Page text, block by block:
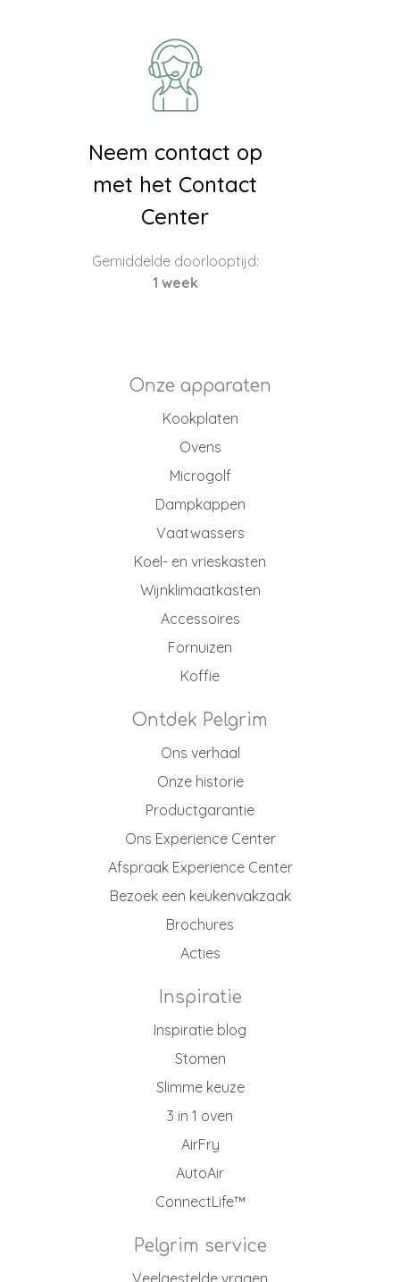
Neem contact op
met het Contact
Center
Gemiddelde doorlooptijd:
1 week
Onze apparaten
Kookplaten
Ovens
Microgolf
Dampkappen
Vaatwassers
Koel- en vrieskasten
Wijnklimaatkasten
Accessoires
Fornuizen
Koffie
Ontdek Pelgrim
Ons verhaal
Onze historie
Productgarantie
Ons Experience Center
Afspraak Experience Center
Bezoek een keukenvakzaak
Brochures
Acties
Inspiratie
Inspiratie blog
Stomen
Slimme keuze
3 in 1 oven
AirFry
AutoAir
ConnectLife™
Pelgrim service